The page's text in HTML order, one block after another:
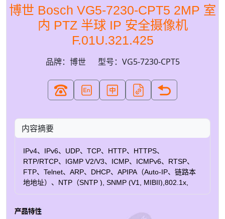
博世 Bosch VG5-7230-CPT5 2MP 室
内 PTZ 半球 IP 安全摄像机
F.01U.321.425
品牌：博世 型号：VG5-7230-CPT5
内容摘要
IPv4、IPv6、UDP、TCP、HTTP、HTTPS、
RTP/RTCP、IGMP V2/V3、ICMP、ICMPv6、RTSP、
FTP、Telnet、ARP、DHCP、APIPA（Auto-IP、链路本
地地址）、NTP（SNTP ), SNMP (V1, MIBII),802.1x,
配置的隐私掩码 能量消耗 60 W / 69 VA（加热器开启），